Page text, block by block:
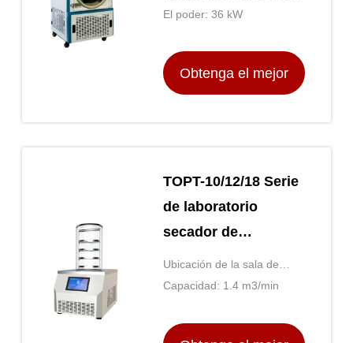
mesa para sus
- ¿ Qué? El poder: 36 kW
Obtenga el mejor
TOPT-10/12/18 Serie
de laboratorio
secador de
congelación de alta
temperatura y
Ubicación de la sala de
exposición: No hay
Capacidad: 1.4 m3/min